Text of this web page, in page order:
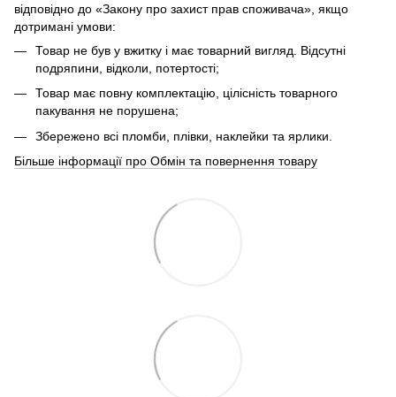
відповідно до «Закону про захист прав споживача», якщо
дотримані умови:
Товар не був у вжитку і має товарний вигляд. Відсутні
подряпини, відколи, потертості;
Товар має повну комплектацію, цілісність товарного
пакування не порушена;
Збережено всі пломби, плівки, наклейки та ярлики.
Більше інформації про Обмін та повернення товару